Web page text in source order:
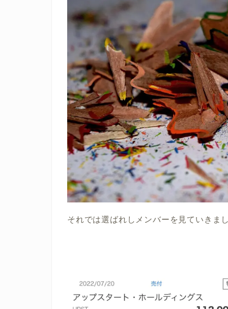
それでは選ばれしメンバーを見ていきま